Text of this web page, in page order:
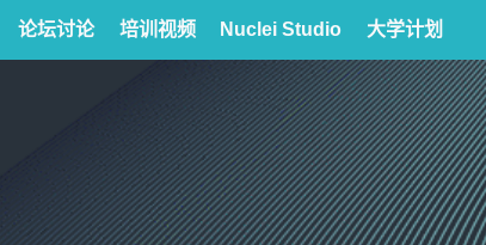
论坛讨论 培训视频 Nuclei Studio 大学计划